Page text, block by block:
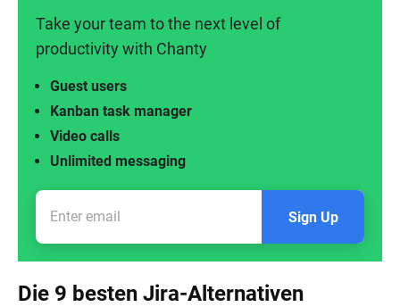
Take your team to the next level of
productivity with Chanty
Unlimited messaging
Video calls
Kanban task manager
Guest users
Sign Up
Die 9 besten Jira-Alternativen